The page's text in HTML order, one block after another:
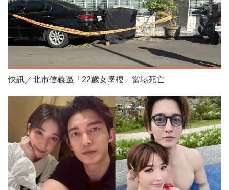
快訊／北市信義區「22歲女墜樓」當場死亡